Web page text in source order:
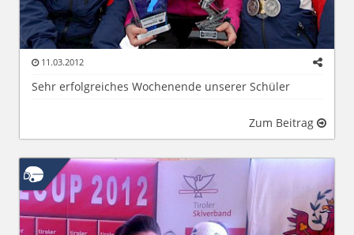
11.03.2012
Sehr erfolgreiches Wochenende unserer Schüler
Zum Beitrag